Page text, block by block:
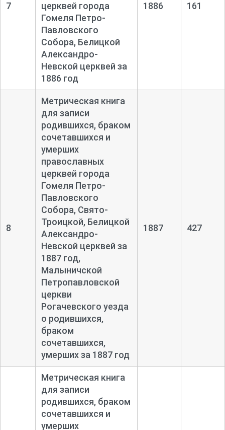
7
церквей города
Гомеля Петро-
Павловского
Собора, Белицкой
Александро-
Невской церквей за
1886 год
1886 161
8
Метрическая книга
для записи
родившихся, браком
сочетавшихся и
умерших
православных
церквей города
Гомеля Петро-
Павловского
Собора, Свято-
Троицкой, Белицкой
Александро-
Невской церквей за
1887 год,
Малыничской
Петропавловской
церкви
Рогачевского уезда
о родившихся,
браком
сочетавшихся,
умерших за 1887 год
1887 427
Метрическая книга
для записи
родившихся, браком
сочетавшихся и
умерших